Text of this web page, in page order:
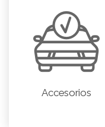
Accesorios